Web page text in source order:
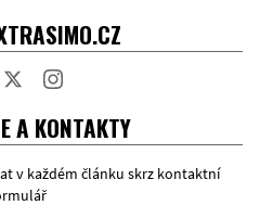
A KONTAKTY
v každém článku skrz kontaktní